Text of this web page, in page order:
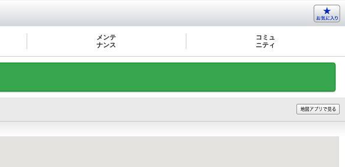
メンテ
ナンス
コミュ
ニティ